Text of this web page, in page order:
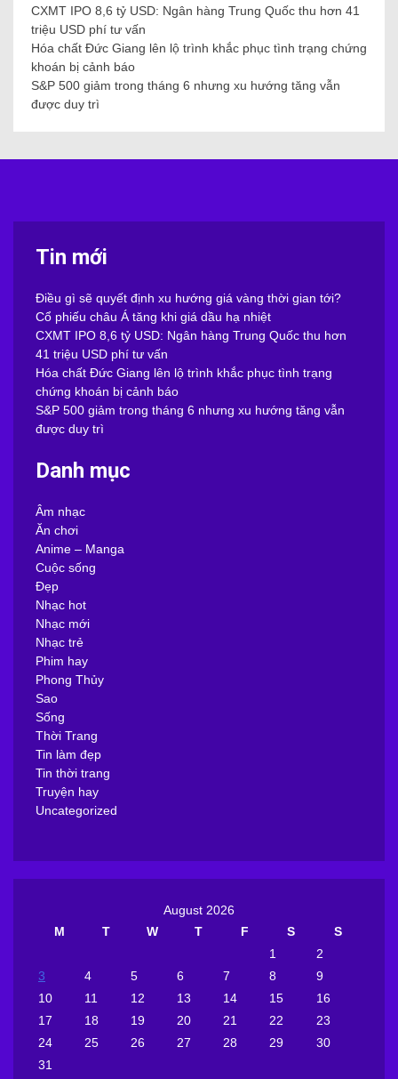
CXMT IPO 8,6 tỷ USD: Ngân hàng Trung Quốc thu hơn 41
triệu USD phí tư vấn
Hóa chất Đức Giang lên lộ trình khắc phục tình trạng chứng
khoán bị cảnh báo
S&P 500 giảm trong tháng 6 nhưng xu hướng tăng vẫn
được duy trì
Tin mới
Điều gì sẽ quyết định xu hướng giá vàng thời gian tới?
Cổ phiếu châu Á tăng khi giá dầu hạ nhiệt
CXMT IPO 8,6 tỷ USD: Ngân hàng Trung Quốc thu hơn
41 triệu USD phí tư vấn
Hóa chất Đức Giang lên lộ trình khắc phục tình trạng
chứng khoán bị cảnh báo
S&P 500 giảm trong tháng 6 nhưng xu hướng tăng vẫn
được duy trì
Danh mục
Âm nhạc
Ăn chơi
Anime – Manga
Cuộc sống
Đẹp
Nhạc hot
Nhạc mới
Nhạc trẻ
Phim hay
Phong Thủy
Sao
Sống
Thời Trang
Tin làm đẹp
Tin thời trang
Truyện hay
Uncategorized
August 2026
M
T W T F S
S
1
2
3
4 5 6 7 8
9
10
11 12 13 14 15
16
17
18 19 20 21 22
23
24
25 26 27 28 29
30
31